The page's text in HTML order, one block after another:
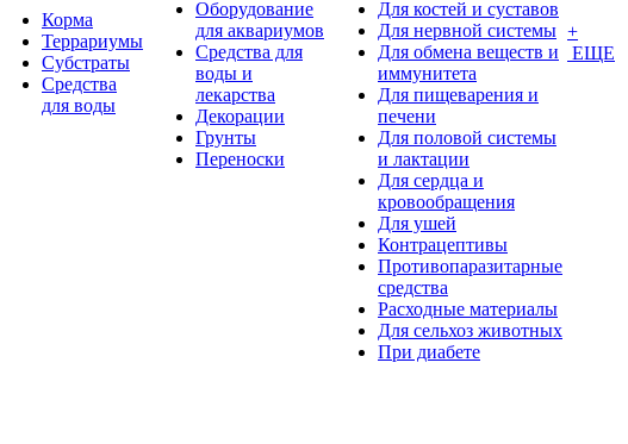
Корма
Террариумы
Субстраты
Средства
для воды
Оборудование
для аквариумов
Средства для
воды и
лекарства
Декорации
Грунты
Переноски
Для костей и суставов
Для нервной системы
Для обмена веществ и
иммунитета
Для пищеварения и
печени
Для половой системы
и лактации
Для сердца и
кровообращения
Для ушей
Контрацептивы
Противопаразитарные
средства
Расходные материалы
Для сельхоз животных
При диабете
+
ЕЩЕ